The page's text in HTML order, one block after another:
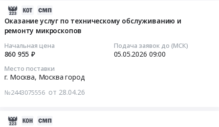
Оказание услуг по техническому обслуживанию и
ремонту микроскопов
Начальная цена
860 955 ₽
Подача заявок до (МСК)
05.05.2026 09:00
Место поставки
г. Москва, Москва город
№2443075556 от 28.04.26